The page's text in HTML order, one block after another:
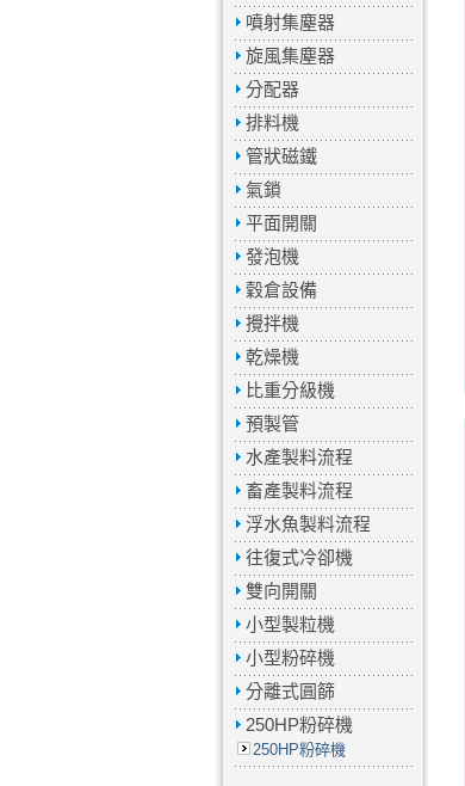
噴射集塵器
旋風集塵器
分配器
排料機
管狀磁鐵
氣鎖
平面開關
發泡機
穀倉設備
攪拌機
乾燥機
比重分級機
預製管
水產製料流程
畜產製料流程
浮水魚製料流程
往復式冷卻機
雙向開關
小型製粒機
小型粉碎機
分離式圓篩
250HP粉碎機
250HP粉碎機